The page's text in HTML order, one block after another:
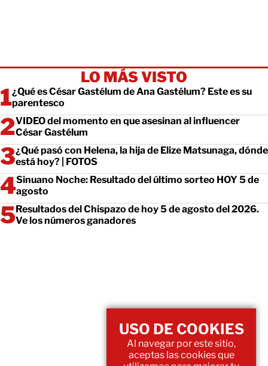
LO MÁS VISTO
¿Qué es César Gastélum de Ana Gastélum? Este es su
parentesco
VIDEO del momento en que asesinan al influencer
César Gastélum
¿Qué pasó con Helena, la hija de Elize Matsunaga, dónde
está hoy? | FOTOS
Sinuano Noche: Resultado del último sorteo HOY 5 de
agosto
Resultados del Chispazo de hoy 5 de agosto del 2026.
Ve los números ganadores
USO DE COOKIES
Al navegar por este sitio,
aceptas las cookies que